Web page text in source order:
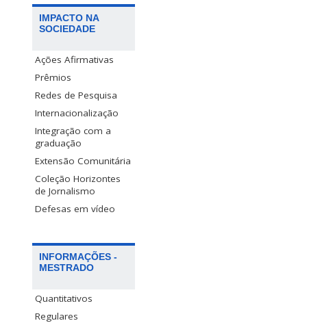
IMPACTO NA
SOCIEDADE
Ações Afirmativas
Prêmios
Redes de Pesquisa
Internacionalização
Integração com a
graduação
Extensão Comunitária
Coleção Horizontes
de Jornalismo
Defesas em vídeo
INFORMAÇÕES -
MESTRADO
Quantitativos
Regulares